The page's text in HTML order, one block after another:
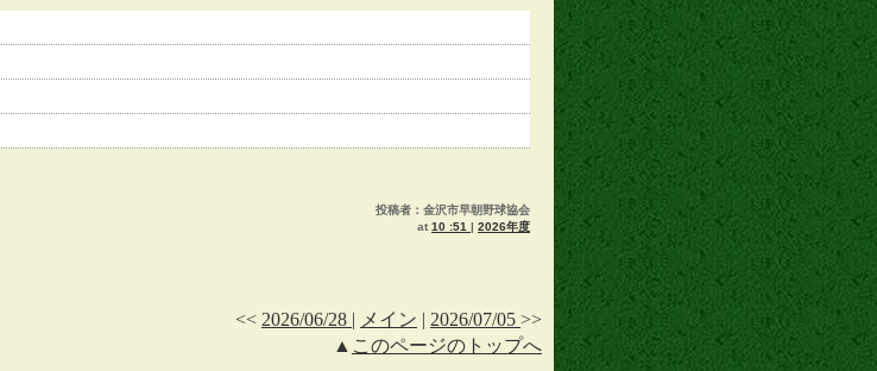
投稿者：金沢市早朝野球協会
at 10 :51 | 2026年度
<< 2026/06/28 | メイン | 2026/07/05 >>
▲ このページのトップへ